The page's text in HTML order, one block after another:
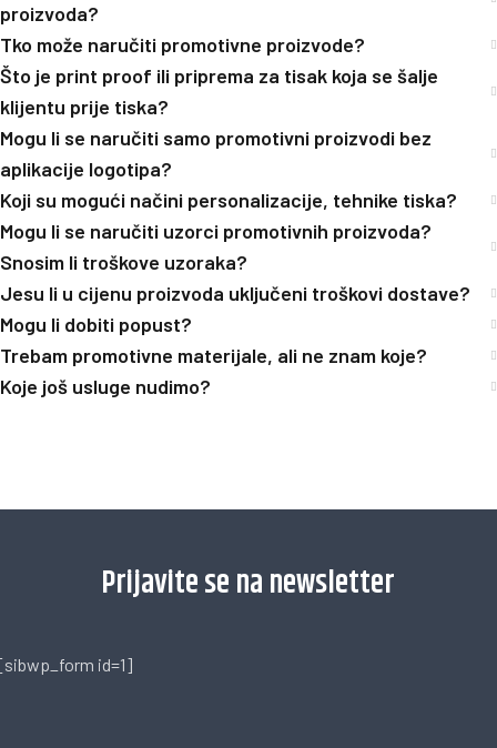
proizvoda?
Tko može naručiti promotivne proizvode?
Što je print proof ili priprema za tisak koja se šalje
klijentu prije tiska?
Mogu li se naručiti samo promotivni proizvodi bez
aplikacije logotipa?
Koji su mogući načini personalizacije, tehnike tiska?
Mogu li se naručiti uzorci promotivnih proizvoda?
Snosim li troškove uzoraka?
Jesu li u cijenu proizvoda uključeni troškovi dostave?
Mogu li dobiti popust?
Trebam promotivne materijale, ali ne znam koje?
Koje još usluge nudimo?
Prijavite se na newsletter
id=1]